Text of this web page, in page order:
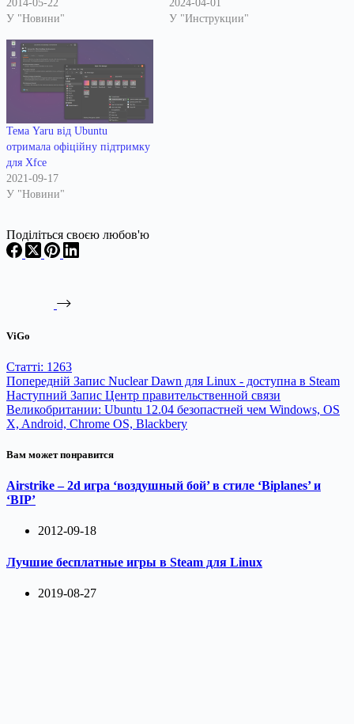
2014-05-22
У "Новини"
2024-04-01
У "Инструкции"
Тема Yaru від Ubuntu
отримала офіційну підтримку
для Xfce
2021-09-17
У "Новини"
Поділіться своєю любов'ю
ViGo
Статті: 1263
Попередній Запис Nuclear Dawn для Linux - доступна в Steam
Наступний Запис Центр правительственной связи
Великобритании: Ubuntu 12.04 безопастней чем Windows, OS
X, Android, Chrome OS, Blackbery
Вам может понравится
Airstrike – 2d игра ‘воздушный бой’ в стиле ‘Biplanes’ и
‘BIP’
2012-09-18
Лучшие бесплатные игры в Steam для Linux
2019-08-27